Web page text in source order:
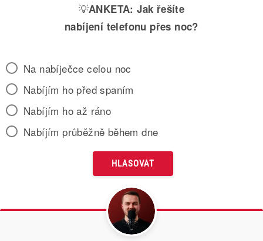
💡ANKETA: Jak řešíte
nabíjení telefonu přes noc?
Na nabíječce celou noc
Nabíjím ho před spaním
Nabíjím ho až ráno
Nabíjím průběžně během dne